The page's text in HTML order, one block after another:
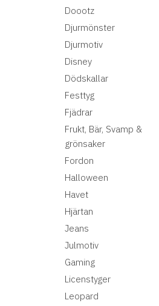
Doootz
Djurmönster
Djurmotiv
Disney
Dödskallar
Festtyg
Fjädrar
Frukt, Bär, Svamp &
grönsaker
Fordon
Halloween
Havet
Hjärtan
Jeans
Julmotiv
Gaming
Licenstyger
Leopard